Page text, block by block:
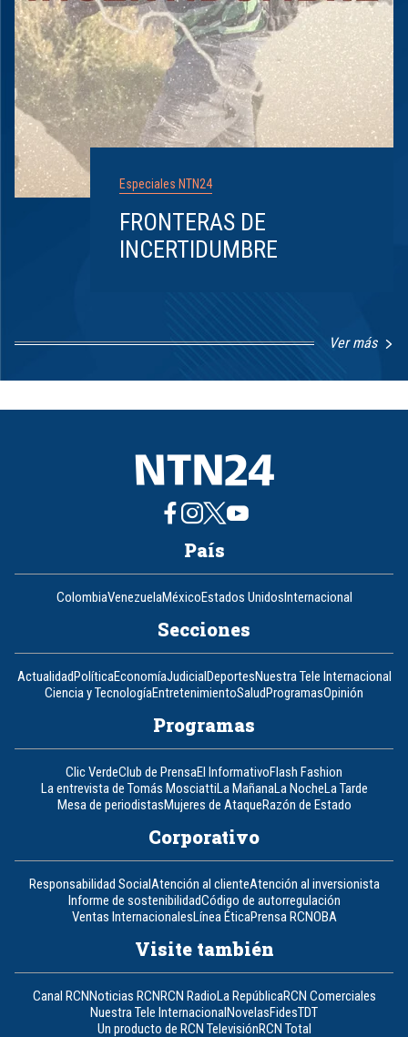
Especiales NTN24
FRONTERAS DE
INCERTIDUMBRE
Ver más
1
8
País
ColombiaVenezuelaMéxicoEstados UnidosInternacional
Secciones
ActualidadPolíticaEconomíaJudicialDeportesNuestra Tele Internacional
Ciencia y TecnologíaEntretenimientoSaludProgramasOpinión
Programas
Clic VerdeClub de PrensaEl InformativoFlash Fashion
La entrevista de Tomás MosciattiLa MañanaLa NocheLa Tarde
Mesa de periodistasMujeres de AtaqueRazón de Estado
Corporativo
Responsabilidad SocialAtención al clienteAtención al inversionista
Informe de sostenibilidadCódigo de autorregulación
Ventas InternacionalesLínea ÉticaPrensa RCNOBA
Visite también
Canal RCNNoticias RCNRCN RadioLa RepúblicaRCN Comerciales
Nuestra Tele InternacionalNovelasFidesTDT
Un producto de RCN TelevisiónRCN Total